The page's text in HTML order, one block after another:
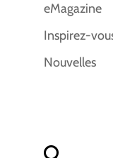
eMagazine
Inspirez-
Nouvelles